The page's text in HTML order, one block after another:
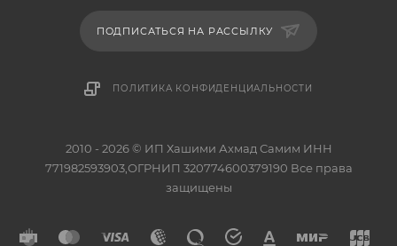
ПОДПИСАТЬСЯ НА РАССЫЛКУ
ПОЛИТИКА КОНФИДЕНЦИАЛЬНОСТИ
2010 - 2026 © ИП Хашими Ахмад Самим ИНН
771982593903,ОГРНИП 320774600379190 Все права
защищены